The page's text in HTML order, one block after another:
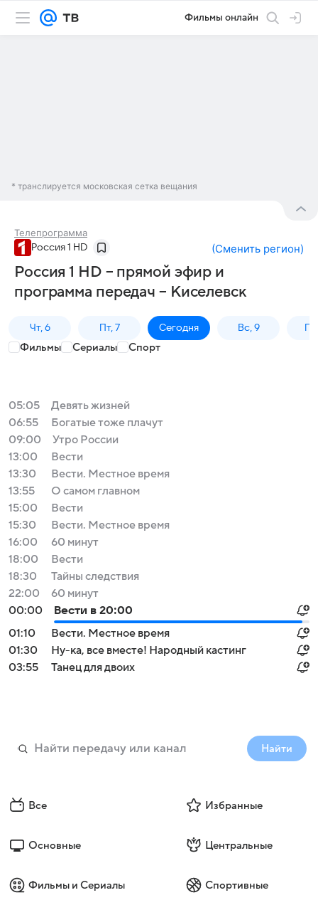
Фильмы онлайн
* транслируется московская сетка вещания
Телепрограмма
Россия 1 HD (Сменить регион)
Россия 1 HD – прямой эфир и
программа передач – Киселевск
Чт, 6 Пт, 7 Сегодня Вс, 9
Фильмы Сериалы Спорт
05:05
Девять жизней
06:55
Богатые тоже плачут
09:00
Утро России
13:00
Вести
13:30
Вести. Местное время
13:55
О самом главном
15:00
Вести
15:30
Вести. Местное время
16:00
60 минут
18:00
Вести
18:30
Тайны следствия
22:00
60 минут
00:00
Вести в 20:00
01:10
Вести. Местное время
01:30
Ну-ка, все вместе! Народный кастинг
03:55
Танец для двоих
Найти
Все Избранные
Основные Центральные
Фильмы и Сериалы Спортивные